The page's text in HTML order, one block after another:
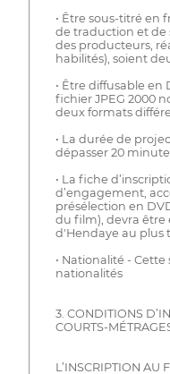
• Être sous-titré en
de traduction et de
des producteurs,
habilités), soient
• Être diffusable en
fichier JPEG 2000
deux formats
• La durée de
dépasser 20
• La fiche
d’engagement,
présélection en
du film), devra être
d'Hendaye au plus
• Nationalité -
nationalités
3. CONDITIONS
COURTS-
L’INSCRIPTION AU